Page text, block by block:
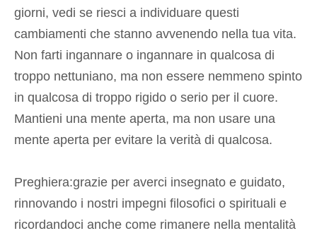
giorni, vedi se riesci a individuare questi
cambiamenti che stanno avvenendo nella tua vita.
Non farti ingannare o ingannare in qualcosa di
troppo nettuniano, ma non essere nemmeno spinto
in qualcosa di troppo rigido o serio per il cuore.
Mantieni una mente aperta, ma non usare una
mente aperta per evitare la verità di qualcosa.
​Preghiera:grazie per averci insegnato e guidato,
rinnovando i nostri impegni filosofici o spirituali e
ricordandoci anche come rimanere nella mentalità